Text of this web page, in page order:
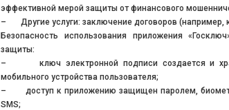
эффективной мерой защиты от финансового
– Другие услуги: заключение договоров (например,
Безопасность использования приложения
защиты:
– ключ электронной подписи создается и
мобильного устройства пользователя;
– доступ к приложению защищен паролем,
SMS;